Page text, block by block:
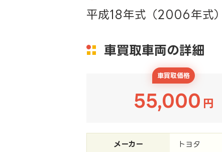
平成18年式（2006年式
車買取車両の詳細
車買取価格
55,000 円
メーカー トヨタ